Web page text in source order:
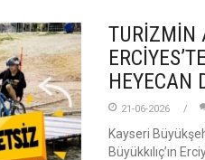
TURİZMİN
HEYECAN
21-06-2026
Kayseri
Büyükkılıç’ın